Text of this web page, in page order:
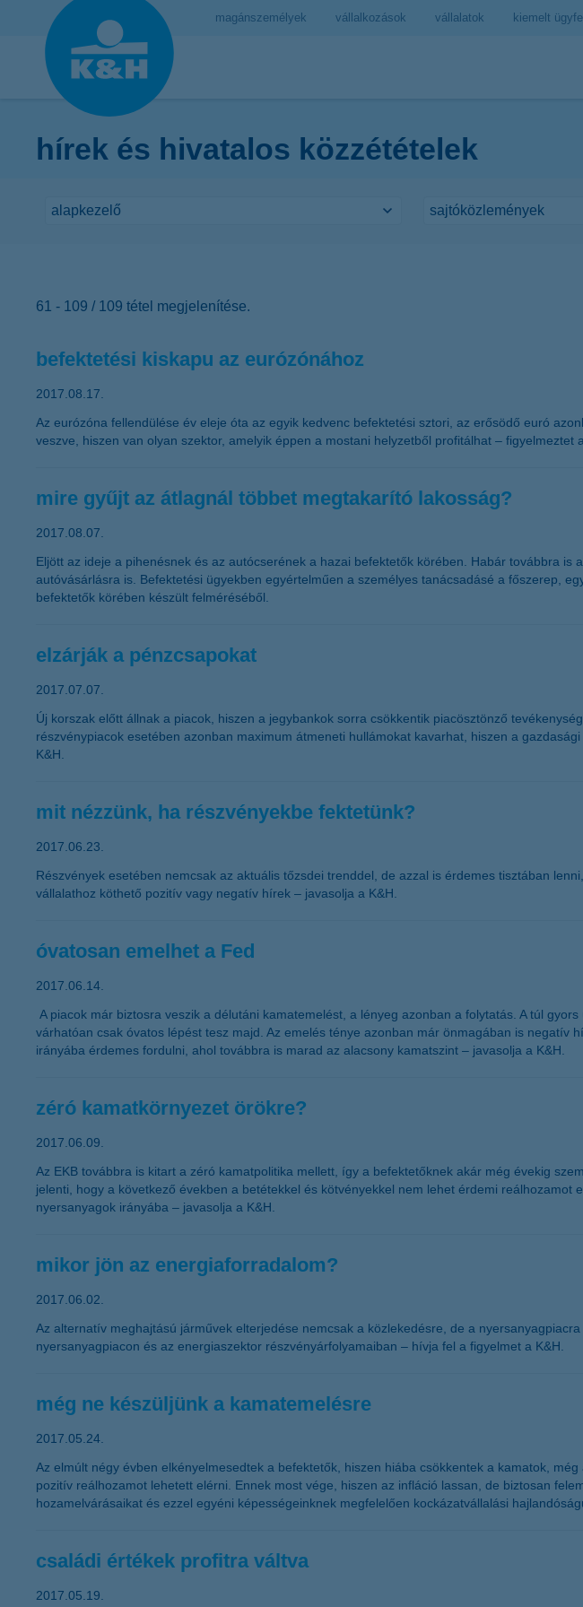
magánszemélyek vállalkozások vállalatok kiemelt
hírek és hivatalos közzétételek
61 - 109 / 109 tétel megjelenítése.
befektetési kiskapu az eurózónához
2017.08.17.
Az eurózóna fellendülése év eleje óta az egyik kedvenc befektetési sztori, az erősödő euró
veszve, hiszen van olyan szektor, amelyik éppen a mostani helyzetből profitálhat – figyelmeztet
mire gyűjt az átlagnál többet megtakarító lakosság?
2017.08.07.
Eljött az ideje a pihenésnek és az autócserének a hazai befektetők körében. Habár továbbra
autóvásárlásra is. Befektetési ügyekben egyértelműen a személyes tanácsadásé a főszerep,
befektetők körében készült felméréséből.
elzárják a pénzcsapokat
2017.07.07.
Új korszak előtt állnak a piacok, hiszen a jegybankok sorra csökkentik piacösztönző
részvénypiacok esetében azonban maximum átmeneti hullámokat kavarhat, hiszen a
K&H.
mit nézzünk, ha részvényekbe fektetünk?
2017.06.23.
Részvények esetében nemcsak az aktuális tőzsdei trenddel, de azzal is érdemes tisztában
vállalathoz köthető pozitív vagy negatív hírek – javasolja a K&H.
óvatosan emelhet a Fed
2017.06.14.
A piacok már biztosra veszik a délutáni kamatemelést, a lényeg azonban a folytatás. A túl
várhatóan csak óvatos lépést tesz majd. Az emelés ténye azonban már önmagában is
irányába érdemes fordulni, ahol továbbra is marad az alacsony kamatszint – javasolja a K&H.
zéró kamatkörnyezet örökre?
2017.06.09.
Az EKB továbbra is kitart a zéró kamatpolitika mellett, így a befektetőknek akár még évekig
jelenti, hogy a következő években a betétekkel és kötvényekkel nem lehet érdemi
nyersanyagok irányába – javasolja a K&H.
mikor jön az energiaforradalom?
2017.06.02.
Az alternatív meghajtású járművek elterjedése nemcsak a közlekedésre, de a
nyersanyagpiacon és az energiaszektor részvényárfolyamaiban – hívja fel a figyelmet a K&H.
még ne készüljünk a kamatemelésre
2017.05.24.
Az elmúlt négy évben elkényelmesedtek a befektetők, hiszen hiába csökkentek a kamatok,
pozitív reálhozamot lehetett elérni. Ennek most vége, hiszen az infláció lassan, de biztosan
hozamelvárásaikat és ezzel egyéni képességeinknek megfelelően kockázatvállalási
családi értékek profitra váltva
2017.05.19.